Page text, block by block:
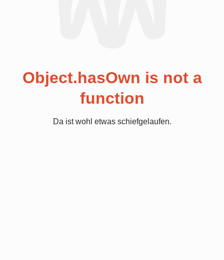
Object.hasOwn is not a
function
Da ist wohl etwas schiefgelaufen.